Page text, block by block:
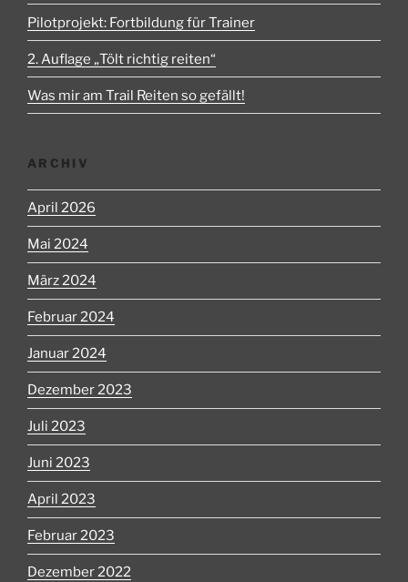
Pilotprojekt: Fortbildung für Trainer
2. Auflage „Tölt richtig reiten“
Was mir am Trail Reiten so gefällt!
ARCHIV
April 2026
Mai 2024
März 2024
Februar 2024
Januar 2024
Dezember 2023
Juli 2023
Juni 2023
April 2023
Februar 2023
Dezember 2022